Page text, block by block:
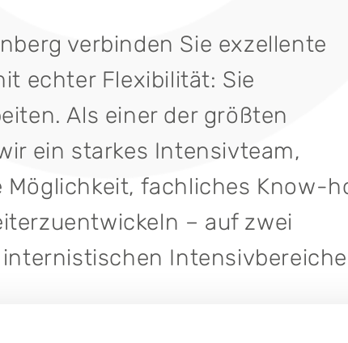
verbinden Sie exzellente
echter Flexibilität: Sie
Als einer der größten
ein starkes Intensivteam,
fachliches Know-
– auf zwei